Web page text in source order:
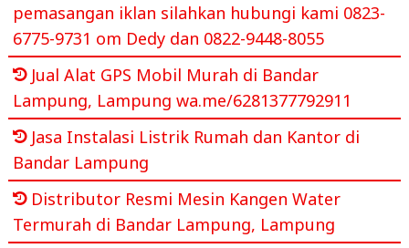
pemasangan iklan silahkan hubungi kami 0823-
6775-9731 om Dedy dan 0822-9448-8055
Jual Alat GPS Mobil Murah di Bandar
Lampung, Lampung wa.me/6281377792911
Jasa Instalasi Listrik Rumah dan Kantor di
Bandar Lampung
Distributor Resmi Mesin Kangen Water
Termurah di Bandar Lampung, Lampung